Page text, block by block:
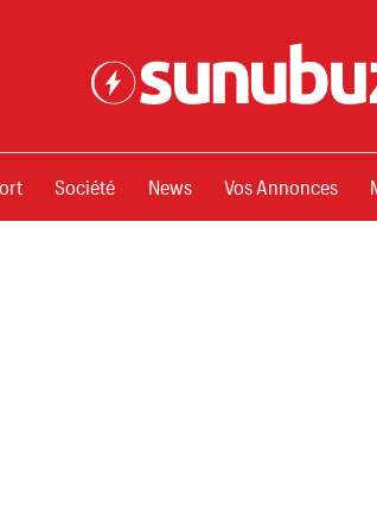
Société News Vos Annonces